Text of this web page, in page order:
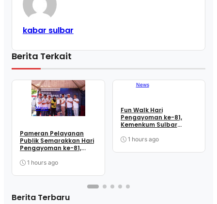
kabar sulbar
Berita Terkait
News
Pameran Pelayanan
Publik Semarakkan Hari
Pengayoman ke-81,
Dekatkan Layanan ke
1 hours ago
News
Fun Walk Hari
Pengayoman ke-81,
Kemenkum Sulbar
Perkuat Kebersamaan
1 hours ago
Berita Terbaru